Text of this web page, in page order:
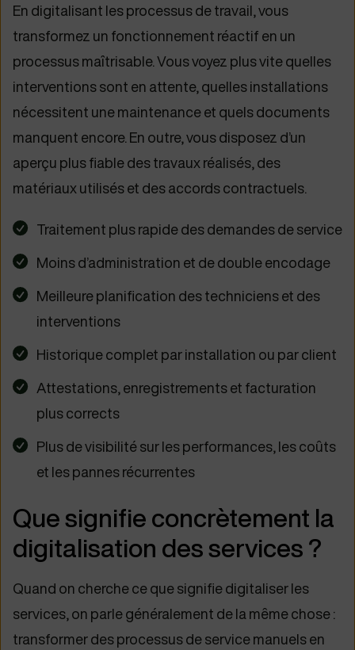
En digitalisant les processus de travail, vous
transformez un fonctionnement réactif en un
processus maîtrisable. Vous voyez plus vite quelles
interventions sont en attente, quelles installations
nécessitent une maintenance et quels documents
manquent encore. En outre, vous disposez d’un
aperçu plus fiable des travaux réalisés, des
matériaux utilisés et des accords contractuels.
Traitement plus rapide des demandes de service
Moins d’administration et de double encodage
Meilleure planification des techniciens et des
interventions
Historique complet par installation ou par client
Attestations, enregistrements et facturation
plus corrects
Plus de visibilité sur les performances, les coûts
et les pannes récurrentes
Que signifie concrètement la
digitalisation des services ?
Quand on cherche ce que signifie digitaliser les
services, on parle généralement de la même chose :
transformer des processus de service manuels en